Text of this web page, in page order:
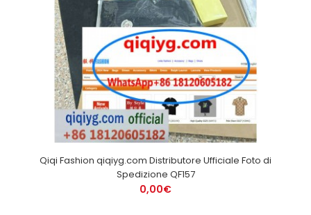
Qiqi Fashion qiqiyg.com Distributore Ufficiale Foto di
Spedizione QF157
0,00€